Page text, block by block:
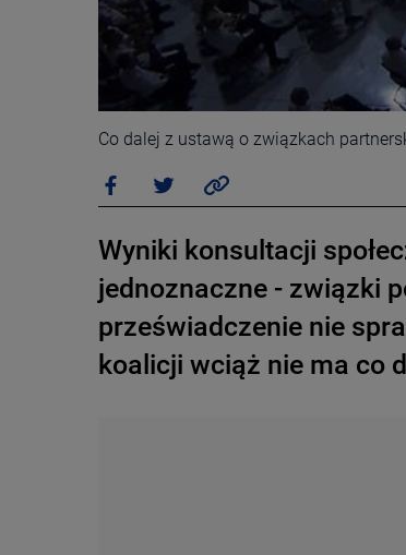
Co dalej z ustawą o związkach
Wyniki konsultacji
jednoznaczne - związki
przeświadczenie nie
koalicji wciąż nie ma co